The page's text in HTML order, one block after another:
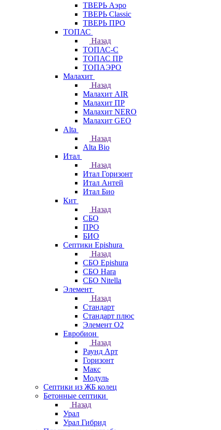
ТВЕРЬ Аэро
ТВЕРЬ Classic
ТВЕРЬ ПРО
ТОПАС
Назад
ТОПАС-С
ТОПАС ПР
ТОПАЭРО
Малахит
Назад
Малахит AIR
Малахит ПР
Малахит NERO
Малахит GEO
Alta
Назад
Alta Bio
Итал
Назад
Итал Горизонт
Итал Антей
Итал Био
Кит
Назад
СБО
ПРО
БИО
Септики Epishura
Назад
СБО Epishura
СБО Hara
СБО Nitella
Элемент
Назад
Стандарт
Стандарт плюс
Элемент О2
Евробион
Назад
Раунд Арт
Горизонт
Макс
Модуль
Септики из ЖБ колец
Бетонные септики
Назад
Урал
Урал Гибрид